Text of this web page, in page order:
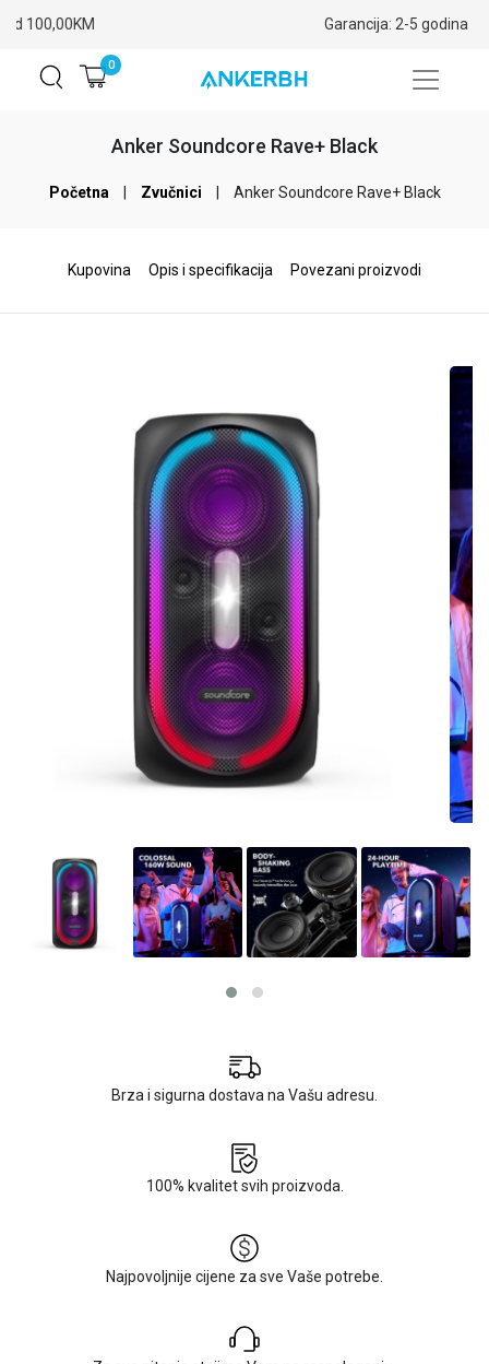
0
Anker Soundcore Rave+ Black
Početna Zvučnici Anker Soundcore Rave+ Black
Kupovina Opis i specifikacija Povezani proizvodi
Brza i sigurna dostava na Vašu adresu.
100% kvalitet svih proizvoda.
Najpovoljnije cijene za sve Vaše potrebe.